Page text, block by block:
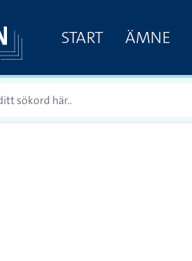
START ÄMNE